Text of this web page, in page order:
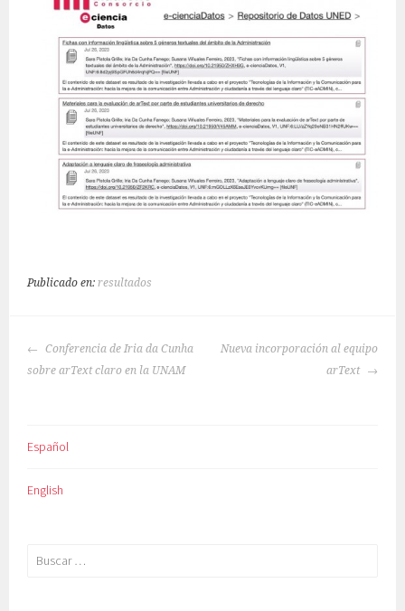
Publicado en:resultados
NAVEGACIÓN
DE
Conferencia de Iria da Cunha
sobre arText claro en la UNAM
Nueva incorporación al equipo
arText
Español
English
Buscar: